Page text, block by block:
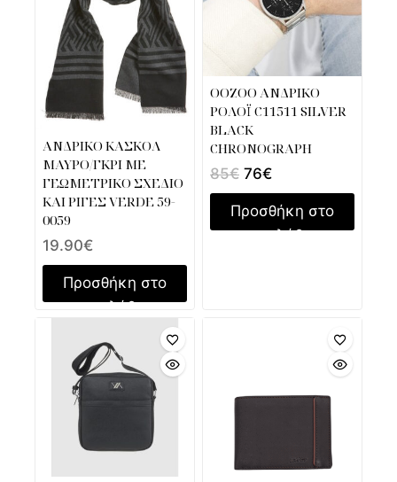
ΑΝΔΡΙΚΟ ΚΑΣΚΟΛ
ΜΑΥΡΟ/ΓΚΡΙ ΜΕ
ΓΕΩΜΕΤΡΙΚΟ ΣΧΕΔΙΟ
ΚΑΙ ΡΙΓΕΣ VERDE 59-
0059
19.90€
Προσθήκη στο
καλάθι
OOZOO ΑΝΔΡΙΚΟ
ΡΟΛΟΪ C11511 SILVER
BLACK
CHRONOGRAPH
85€ 76€
Προσθήκη στο
καλάθι